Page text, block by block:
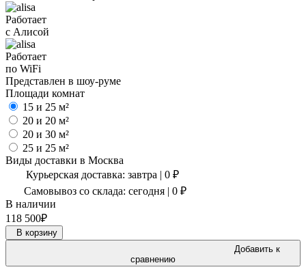
Работает
с Алисой
Работает
по WiFi
Представлен в шоу-руме
Площади комнат
15 и 25 м²
20 и 20 м²
20 и 30 м²
25 и 25 м²
Виды доставки в Москва
Курьерская доставка: завтра | 0 ₽
Самовывоз со склада: сегодня | 0 ₽
В наличии
118 500₽
В корзину
Добавить к
сравнению